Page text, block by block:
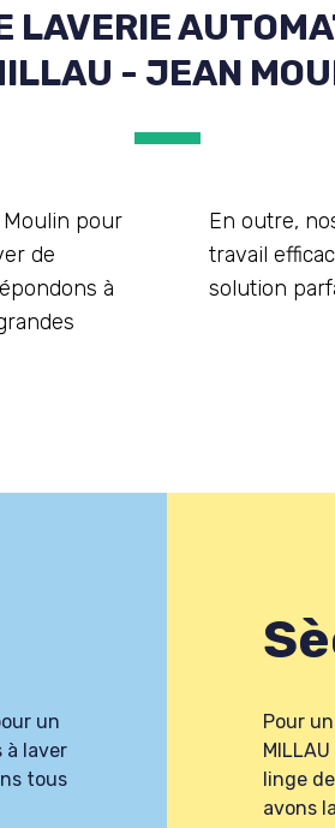
LAVERIE
- JEAN
Moulin pour
de
à
En outre,
travail
solution
un
à laver
tous
Pour
linge
avons